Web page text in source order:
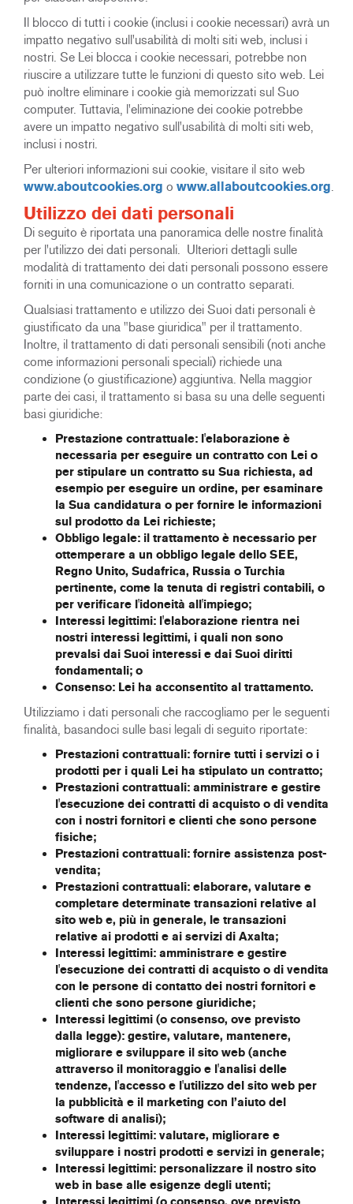
Il blocco di tutti i cookie (inclusi i cookie necessari) avrà un
impatto negativo sull'usabilità di molti siti web, inclusi i
nostri. Se Lei blocca i cookie necessari, potrebbe non
riuscire a utilizzare tutte le funzioni di questo sito web. Lei
può inoltre eliminare i cookie già memorizzati sul Suo
computer. Tuttavia, l'eliminazione dei cookie potrebbe
avere un impatto negativo sull'usabilità di molti siti web,
inclusi i nostri.
Per ulteriori informazioni sui cookie, visitare il sito web
www.aboutcookies.org o www.allaboutcookies.org.
Utilizzo dei dati personali
Di seguito è riportata una panoramica delle nostre finalità
per l'utilizzo dei dati personali. Ulteriori dettagli sulle
modalità di trattamento dei dati personali possono essere
forniti in una comunicazione o un contratto separati.
Qualsiasi trattamento e utilizzo dei Suoi dati personali è
giustificato da una "base giuridica" per il trattamento.
Inoltre, il trattamento di dati personali sensibili (noti anche
come informazioni personali speciali) richiede una
condizione (o giustificazione) aggiuntiva. Nella maggior
parte dei casi, il trattamento si basa su una delle seguenti
basi giuridiche:
Prestazione contrattuale: l'elaborazione è
necessaria per eseguire un contratto con Lei o
per stipulare un contratto su Sua richiesta, ad
esempio per eseguire un ordine, per esaminare
la Sua candidatura o per fornire le informazioni
sul prodotto da Lei richieste;
Obbligo legale: il trattamento è necessario per
ottemperare a un obbligo legale dello SEE,
Regno Unito, Sudafrica, Russia o Turchia
pertinente, come la tenuta di registri contabili, o
per verificare l'idoneità all'impiego;
Interessi legittimi: l'elaborazione rientra nei
nostri interessi legittimi, i quali non sono
prevalsi dai Suoi interessi e dai Suoi diritti
fondamentali; o
Consenso: Lei ha acconsentito al trattamento.
Utilizziamo i dati personali che raccogliamo per le seguenti
finalità, basandoci sulle basi legali di seguito riportate:
Prestazioni contrattuali: fornire tutti i servizi o i
prodotti per i quali Lei ha stipulato un contratto;
Prestazioni contrattuali: amministrare e gestire
l'esecuzione dei contratti di acquisto o di vendita
con i nostri fornitori e clienti che sono persone
fisiche;
Prestazioni contrattuali: fornire assistenza post-
vendita;
Prestazioni contrattuali: elaborare, valutare e
completare determinate transazioni relative al
sito web e, più in generale, le transazioni
relative ai prodotti e ai servizi di Axalta;
Interessi legittimi: amministrare e gestire
l'esecuzione dei contratti di acquisto o di vendita
con le persone di contatto dei nostri fornitori e
clienti che sono persone giuridiche;
Interessi legittimi (o consenso, ove previsto
dalla legge): gestire, valutare, mantenere,
migliorare e sviluppare il sito web (anche
attraverso il monitoraggio e l'analisi delle
tendenze, l'accesso e l'utilizzo del sito web per
la pubblicità e il marketing con l’aiuto del
software di analisi);
Interessi legittimi: valutare, migliorare e
sviluppare i nostri prodotti e servizi in generale;
Interessi legittimi: personalizzare il nostro sito
web in base alle esigenze degli utenti;